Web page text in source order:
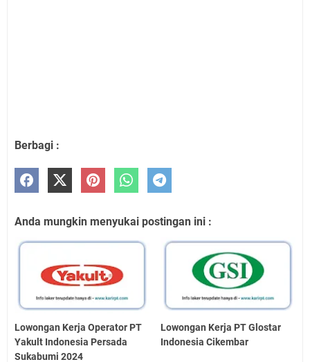
Berbagi :
Anda mungkin menyukai postingan ini :
Lowongan Kerja Operator PT
Yakult Indonesia Persada
Sukabumi 2024
Lowongan Kerja PT Glostar
Indonesia Cikembar